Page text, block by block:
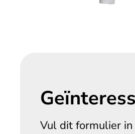
Vul dit formulier